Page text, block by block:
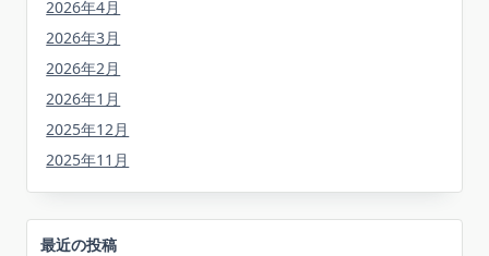
2026年4月
2026年3月
2026年2月
2026年1月
2025年12月
2025年11月
最近の投稿